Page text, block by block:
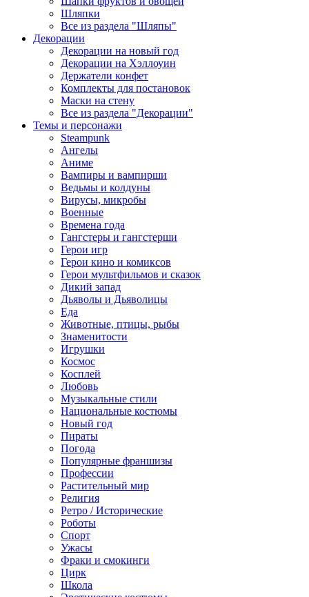
Шляпки
Все из раздела "Шляпы"
Декорации
Декорации на новый год
Декорации на Хэллоуин
Держатели конфет
Комплекты для постановок
Маски на стену
Все из раздела "Декорации"
Темы и персонажи
Steampunk
Ангелы
Аниме
Вампиры и вампирши
Ведьмы и колдуны
Вирусы, микробы
Военные
Времена года
Гангстеры и гангстерши
Герои игр
Герои кино и комиксов
Герои мультфильмов и сказок
Дикий запад
Дьяволы и Дьяволицы
Еда
Животные, птицы, рыбы
Знаменитости
Игрушки
Космос
Косплей
Любовь
Музыкальные стили
Национальные костюмы
Новый год
Пираты
Погода
Популярные франшизы
Профессии
Растительный мир
Религия
Ретро / Исторические
Роботы
Спорт
Ужасы
Фраки и смокинги
Цирк
Школа